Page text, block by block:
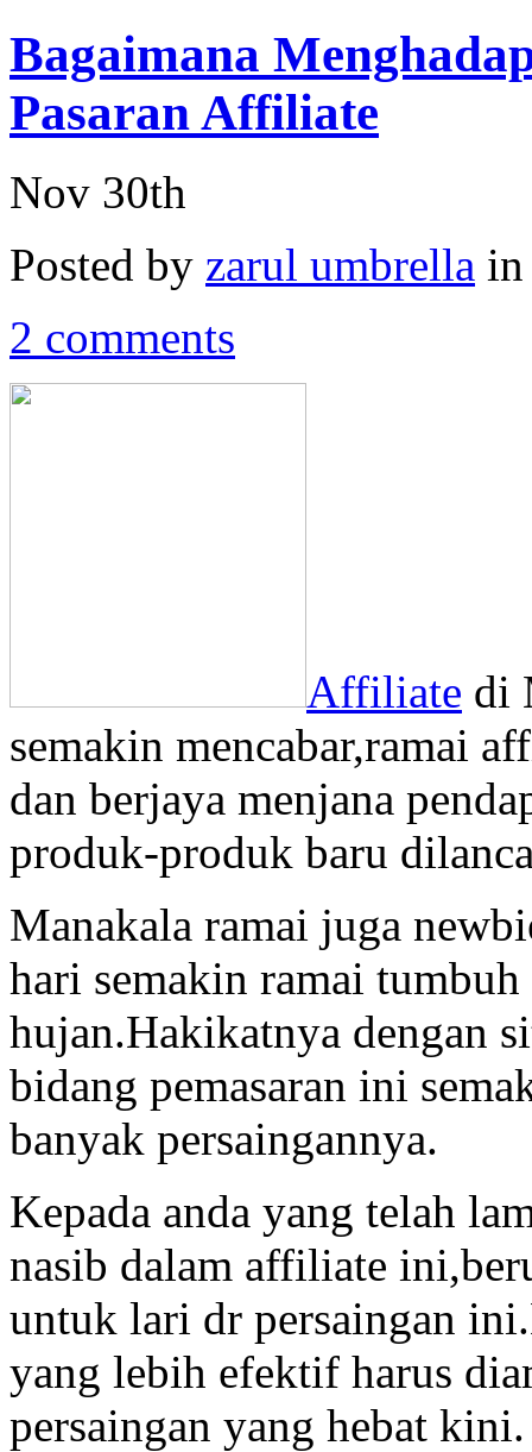
Bagaimana
Pasaran Affiliate
Nov 30th
Posted by zarul umbrella in
2 comments
Affiliate di
semakin mencabar,ramai
dan berjaya menjana
produk-produk baru
Manakala ramai juga
hari semakin ramai tumbuh
hujan.Hakikatnya dengan
bidang pemasaran ini
banyak persaingannya.
Kepada anda yang telah
nasib dalam affiliate
untuk lari dr persaingan
yang lebih efektif harus
persaingan yang hebat